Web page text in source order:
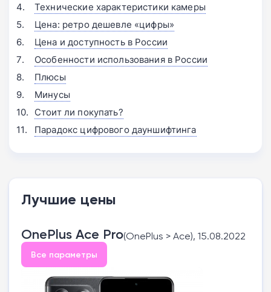
Технические характеристики камеры
Цена: ретро дешевле «цифры»
Цена и доступность в России
Особенности использования в России
Плюсы
Минусы
Стоит ли покупать?
Парадокс цифрового дауншифтинга
Лучшие цены
OnePlus Ace Pro(OnePlus > Ace), 15.08.2022
Все параметры